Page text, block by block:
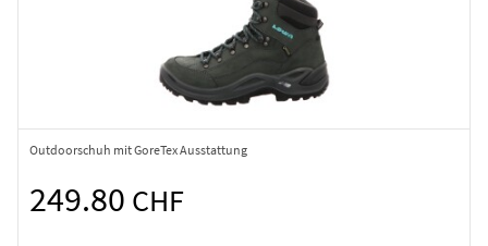
Outdoorschuh mit GoreTex Ausstattung
249.80 CHF